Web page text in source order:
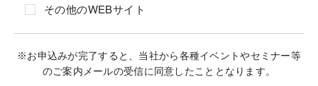
その他のWEBサイト
※お申込みが完了すると、当社から各種イベントやセミナー等
のご案内メールの受信に同意したこととなります。